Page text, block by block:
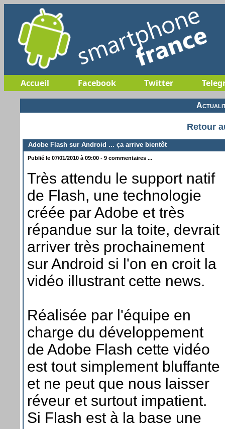
Accueil Facebook Twitter
Retour
Adobe Flash sur Android ... ça arrive bientôt
Publié le 07/01/2010 à 09:00 - 9 commentaires ...
Très attendu le support natif
de Flash, une technologie
créée par Adobe et très
répandue sur la toite, devrait
arriver très prochainement
sur Android si l'on en croit la
vidéo illustrant cette news.
Réalisée par l'équipe en
charge du développement
de Adobe Flash cette vidéo
est tout simplement bluffante
et ne peut que nous laisser
réveur et surtout impatient.
Si Flash est à la base une